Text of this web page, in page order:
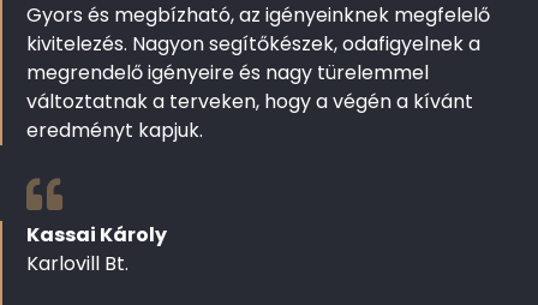
Gyors és megbízható, az igényeinknek megfelelő
kivitelezés. Nagyon segítőkészek, odafigyelnek a
megrendelő igényeire és nagy türelemmel
változtatnak a terveken, hogy a végén a kívánt
eredményt kapjuk.
Kassai Károly
Karlovill Bt.